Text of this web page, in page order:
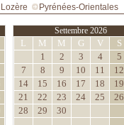
Lozère Pyrénées-Orientales
Settembre 2026
L M M G V S
1
2 3 4 5
7
8 9 10 11 12
14
15 16 17 18 19
21
22 23 24 25 26
28
29 30